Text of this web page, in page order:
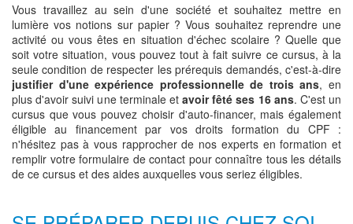
Vous travaillez au sein d'une société et souhaitez mettre en
lumière vos notions sur papier ? Vous souhaitez reprendre une
activité ou vous êtes en situation d'échec scolaire ? Quelle que
soit votre situation, vous pouvez tout à fait suivre ce cursus, à la
seule condition de respecter les prérequis demandés, c'est-à-dire
justifier d'une expérience professionnelle de trois ans, en
plus d'avoir suivi une terminale et avoir fêté ses 16 ans. C'est un
cursus que vous pouvez choisir d'auto-financer, mais également
éligible au financement par vos droits formation du CPF :
n'hésitez pas à vous rapprocher de nos experts en formation et
remplir votre formulaire de contact pour connaître tous les détails
de ce cursus et des aides auxquelles vous seriez éligibles.